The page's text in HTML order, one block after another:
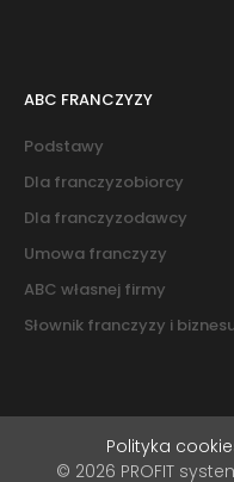
ABC FRANCZYZY
Podstawy
Dla franczyzobiorcy
Dla franczyzodawcy
Umowa franczyzy
ABC własnej firmy
Słownik franczyzy i
Polityka
© 2026 PROFIT